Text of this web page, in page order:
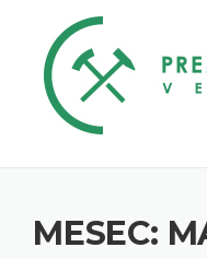
content
MESEC: